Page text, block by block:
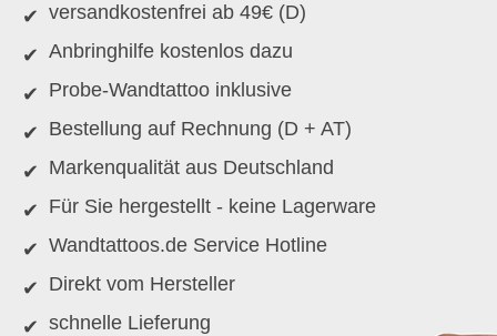
versandkostenfrei ab 49€ (D)
Anbringhilfe kostenlos dazu
Probe-Wandtattoo inklusive
Bestellung auf Rechnung (D + AT)
Markenqualität aus Deutschland
Für Sie hergestellt - keine Lagerware
Wandtattoos.de Service Hotline
Direkt vom Hersteller
schnelle Lieferung